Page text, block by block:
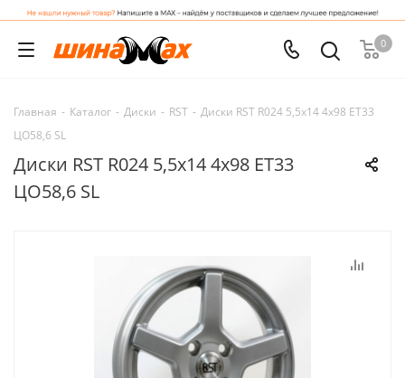
0
Главная - Каталог - Диски - RST - Диски RST R024 5,5x14 4x98 ET33
ЦО58,6 SL
Диски RST R024 5,5x14 4x98 ET33
ЦО58,6 SL